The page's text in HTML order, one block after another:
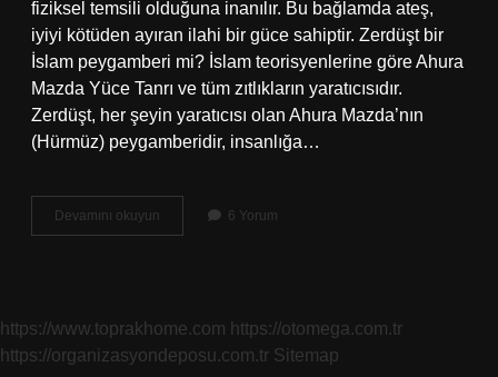
fiziksel temsili olduğuna inanılır. Bu bağlamda ateş,
iyiyi kötüden ayıran ilahi bir güce sahiptir. Zerdüşt bir
İslam peygamberi mi? İslam teorisyenlerine göre Ahura
Mazda Yüce Tanrı ve tüm zıtlıkların yaratıcısıdır.
Zerdüşt, her şeyin yaratıcısı olan Ahura Mazda’nın
(Hürmüz) peygamberidir, insanlığa…
Devamını okuyun
Peygamberi
6 Yorum
https://www.toprakhome.com https://otomega.com.tr
https://organizasyondeposu.com.tr Sitemap